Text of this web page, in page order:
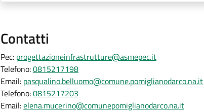
Contatti
Pec: progettazioneinfrastrutture@asmepec.it
Telefono:0815217198
Email: pasqualino.belluomo@comune.pomiglianodarco.na.it
Telefono:0815217203
Email:elena.mucerino@comunepomiglianodarco.na.it